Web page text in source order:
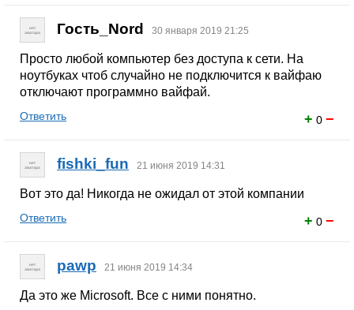
Гость_Nord 30 января 2019 21:25
Просто любой компьютер без доступа к сети. На
ноутбуках чтоб случайно не подключится к вайфаю
отключают программно вайфай.
+ 0 −
Ответить
fishki_fun 21 июня 2019 14:31
Вот это да! Никогда не ожидал от этой компании
+ 0 −
Ответить
pawp 21 июня 2019 14:34
Да это же Microsoft. Все с ними понятно.